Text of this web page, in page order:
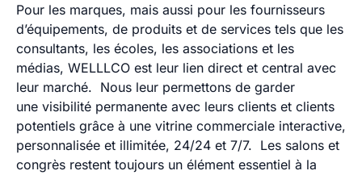
Pour les marques, mais aussi pour les fournisseurs
d’équipements, de produits et de services tels que les
consultants, les écoles, les associations et les
médias, WELLLCO est leur lien direct et central avec
leur marché. Nous leur permettons de garder
une visibilité permanente avec leurs clients et clients
potentiels grâce à une vitrine commerciale interactive,
personnalisée et illimitée, 24/24 et 7/7. Les salons et
congrès restent toujours un élément essentiel à la